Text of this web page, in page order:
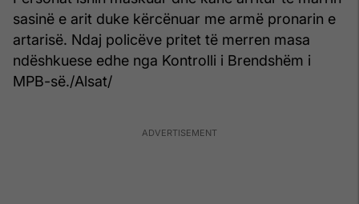
sasinë e arit duke kërcënuar me armë pronarin e
artarisë. Ndaj policëve pritet të merren masa
ndëshkuese edhe nga Kontrolli i Brendshëm i
MPB-së./Alsat/